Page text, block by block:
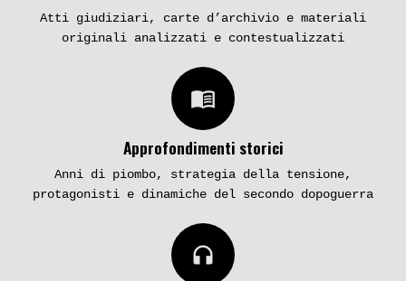
Atti giudiziari, carte d’archivio e materiali
originali analizzati e contestualizzati
menu_book
Approfondimenti storici
Anni di piombo, strategia della tensione,
protagonisti e dinamiche del secondo dopoguerra
headphones